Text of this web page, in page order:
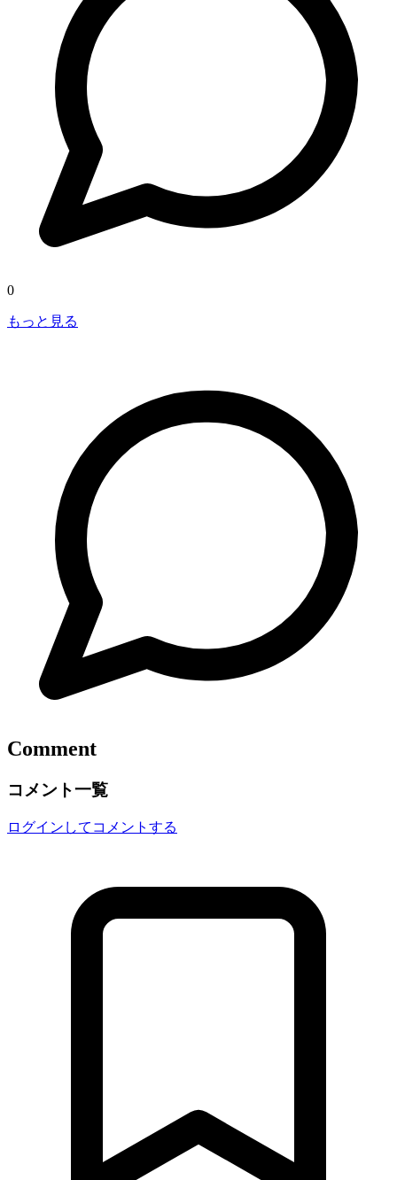
0
もっと見る
Comment
コメント一覧
ログインしてコメントする